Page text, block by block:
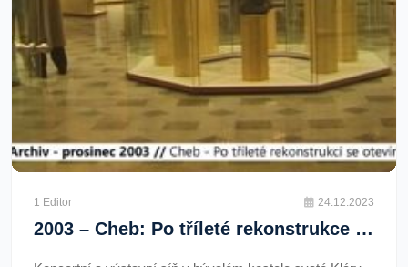
1 Editor 24.12.2023
2003 – Cheb: Po tříleté rekonstrukce se otevírá Klára (TV Západ)